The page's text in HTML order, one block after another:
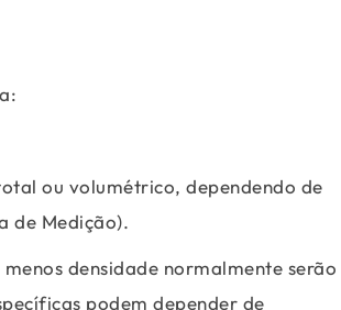
ou volumétrico, dependendo de
de Medição).
densidade normalmente serão
podem depender de